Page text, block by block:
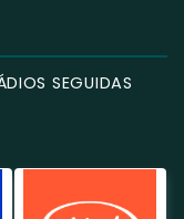
SEGUIDAS